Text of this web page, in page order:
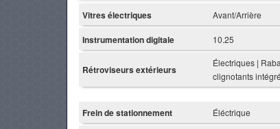
Vitres électriques Avant/Arrière
Instrumentation digitale 10.25
Rétroviseurs extérieurs
Électriques |
clignotants
Frein de stationnement Éléctrique